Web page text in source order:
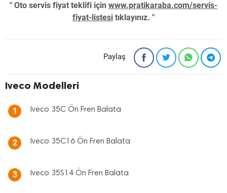
" Oto servis fiyat teklifi için www.pratikaraba.com/servis-
fiyat-listesi tıklayınız. "
Paylaş
Iveco Modelleri
1 Iveco 35C Ön Fren Balata
2 Iveco 35C16 Ön Fren Balata
3 Iveco 35S14 Ön Fren Balata